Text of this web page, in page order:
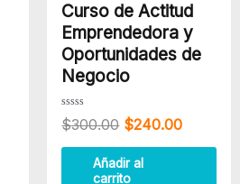
Curso de Actitud
Emprendedora y
Oportunidades de
Negocio
Valorado
con
de
$300.00 $240.00
Añadir al
carrito